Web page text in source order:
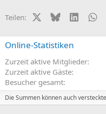
Teilen: X (Twitter)
Bluesky
Online-Statistiken
Zurzeit aktive Mitglieder
Zurzeit aktive Gäste
Besucher gesamt
Die Summen können auch